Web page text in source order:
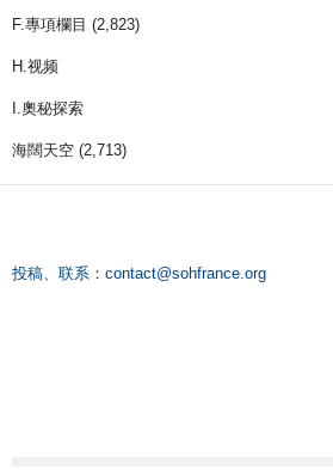
F.專項欄目 (2,823)
H.视频
I.奧秘探索
海闊天空 (2,713)
投稿、联系： contact@sohfrance.org